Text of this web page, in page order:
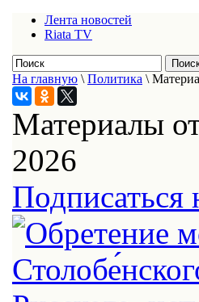
Лента новостей
Riata TV
На главную \ Политика \
Материалы
2026
Подписаться